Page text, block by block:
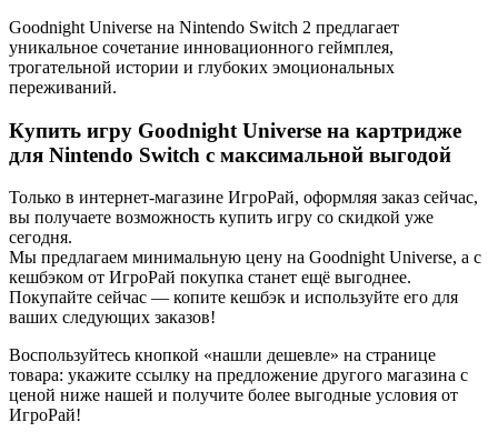
Goodnight Universe на Nintendo Switch 2 предлагает
уникальное сочетание инновационного геймплея,
трогательной истории и глубоких эмоциональных
переживаний.
Купить игру Goodnight Universe на картридже
для Nintendo Switch с максимальной выгодой
Только в интернет-магазине ИгроРай, оформляя заказ сейчас,
вы получаете возможность купить игру со скидкой уже
сегодня.
Мы предлагаем минимальную цену на Goodnight Universe, а с
кешбэком от ИгроРай покупка станет ещё выгоднее.
Покупайте сейчас — копите кешбэк и используйте его для
ваших следующих заказов!
Воспользуйтесь кнопкой «нашли дешевле» на странице
товара: укажите ссылку на предложение другого магазина с
ценой ниже нашей и получите более выгодные условия от
ИгроРай!